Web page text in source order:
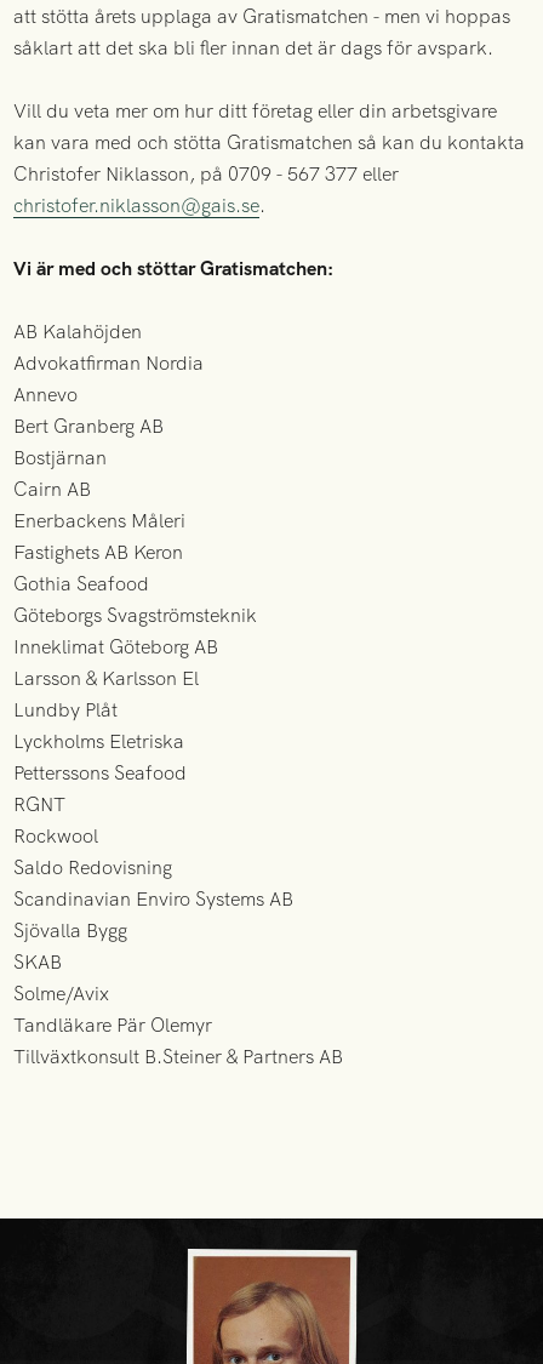
att stötta årets upplaga av Gratismatchen - men vi hoppas
såklart att det ska bli fler innan det är dags för avspark.
Vill du veta mer om hur ditt företag eller din arbetsgivare
kan vara med och stötta Gratismatchen så kan du kontakta
Christofer Niklasson, på 0709 - 567 377 eller
christofer.niklasson@gais.se.
Vi är med och stöttar Gratismatchen:
AB Kalahöjden
Advokatfirman Nordia
Annevo
Bert Granberg AB
Bostjärnan
Cairn AB
Enerbackens Måleri
Fastighets AB Keron
Gothia Seafood
Göteborgs Svagströmsteknik
Inneklimat Göteborg AB
Larsson & Karlsson El
Lundby Plåt
Lyckholms Eletriska
Petterssons Seafood
RGNT
Rockwool
Saldo Redovisning
Scandinavian Enviro Systems AB
Sjövalla Bygg
SKAB
Solme/Avix
Tandläkare Pär Olemyr
Tillväxtkonsult B.Steiner & Partners AB